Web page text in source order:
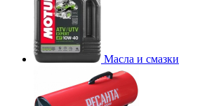
Масла и смазки